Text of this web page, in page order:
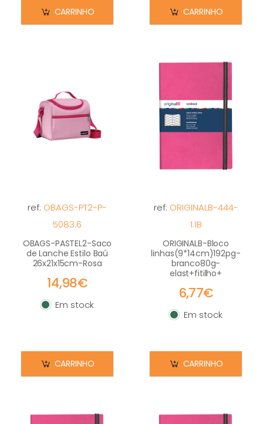
CARRINHO CARRINHO
ref: OBAGS-PT2-P-
5083.6
OBAGS-PASTEL2-Saco
de Lanche Estilo Baú
26x21x15cm-Rosa
14,98€
Em stock
Em stock
CARRINHO
ref: ORIGINALB-444-
1.1B
ORIGINALB-Bloco
linhas(9*14cm)192pg-
branco80g-
elast+fitilho+
6,77€
Em stock
Em stock
CARRINHO